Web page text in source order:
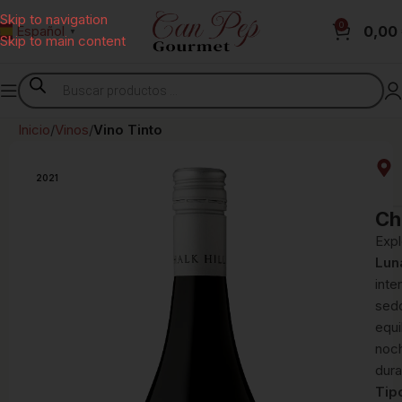
Skip to navigation
Skip to main content
Español ▼
0 0,00
Inicio Vinos Vino Tinto
2021